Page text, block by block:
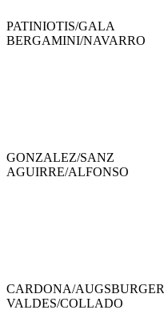
PATINIOTIS/GALA
BERGAMINI/NAVARRO
GONZALEZ/SANZ
AGUIRRE/ALFONSO
CARDONA/AUGSBURGER
VALDES/COLLADO